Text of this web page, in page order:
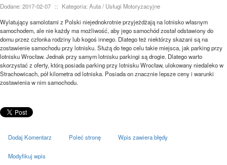
Dodane: 2017-02-07 ::
Kategoria: Auta / Usługi Motoryzacyjne
Wylatujący samolotami z Polski niejednokrotnie przyjeżdżają na lotnisko własnym
samochodem, ale nie każdy ma możliwość, aby jego samochód został odstawiony do
domu przez członka rodziny lub kogoś innego. Dlatego też niektórzy skazani są na
zostawienie samochodu przy lotnisku. Służą do tego celu takie miejsca, jak parking przy
lotnisku Wrocław. Jednak przy samym lotnisku parkingi są drogie. Dlatego warto
skorzystać z oferty, którą posiada parking przy lotnisku Wrocław, ulokowany niedaleko w
Strachowicach, pół kilometra od lotniska. Posiada on znacznie lepsze ceny i warunki
zostawienia w nim samochodu.
Dodaj Komentarz Poleć stronę Wpis zawiera błędy
Modyfikuj wpis